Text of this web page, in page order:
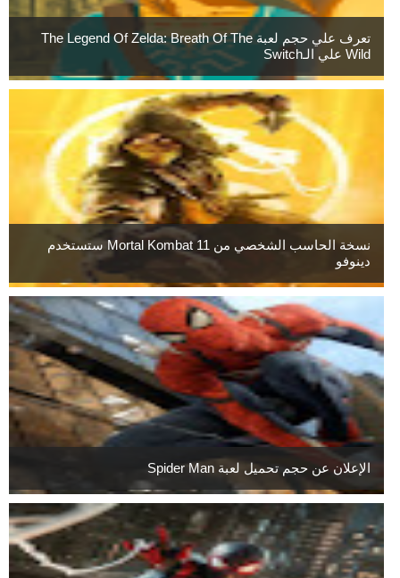
تعرف علي حجم لعبة The Legend Of Zelda: Breath Of The
Wild علي الـSwitch
نسخة الحاسب الشخصي من Mortal Kombat 11 ستستخدم
دينوفو
الإعلان عن حجم تحميل لعبة Spider Man